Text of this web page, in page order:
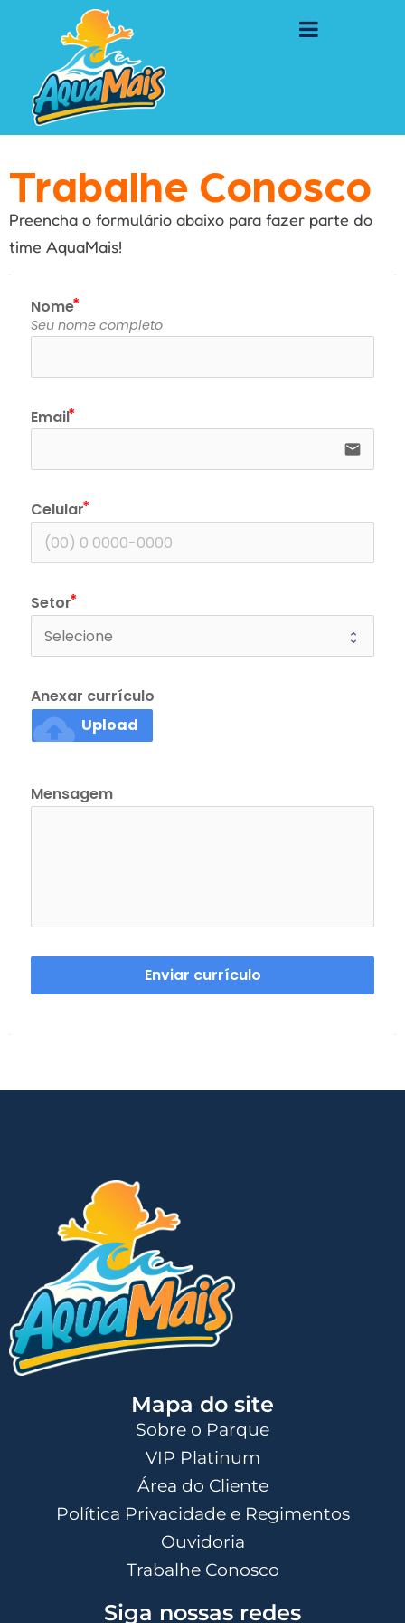
Trabalhe Conosco
Preencha o formulário abaixo para fazer parte do
time AquaMais!
Nome
Seu nome completo
Email
email
Celular
Setor
Anexar currículo
cloud_upload Upload
Mensagem
Enviar currículo
Mapa do site
Sobre o Parque
VIP Platinum
Área do Cliente
Política Privacidade e Regimentos
Ouvidoria
Trabalhe Conosco
Siga nossas redes